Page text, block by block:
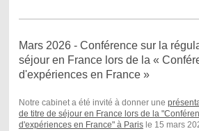
Mars 2026 - Conférence sur la
séjour en France lors de la «
d'expériences en France »
Notre cabinet a été invité à donner une
de titre de séjour en France lors de la
d'expériences en France" à Parisle 15 mars